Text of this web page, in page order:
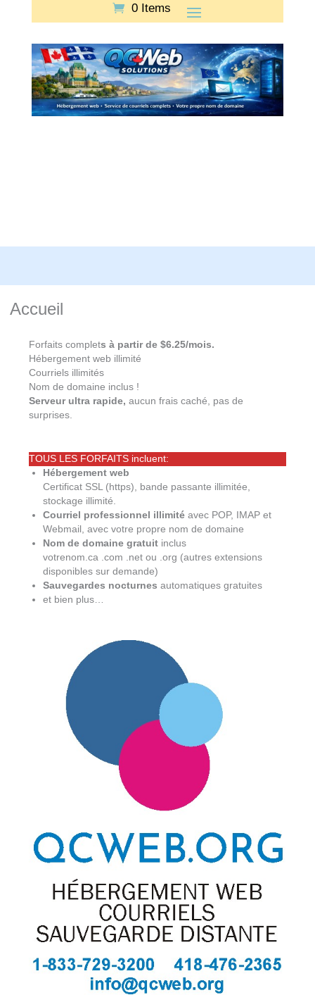
0 Items
Accueil
Forfaits complets à partir de $6.25/mois.
Hébergement web illimité
Courriels illimités
Nom de domaine inclus !
Serveur ultra rapide, aucun frais caché, pas de
surprises.
TOUS LES FORFAITS incluent:
Hébergement web
Certificat SSL (https), bande passante illimitée,
stockage illimité.
Courriel professionnel illimité avec POP, IMAP et
Webmail, avec votre propre nom de domaine
Nom de domaine gratuit inclus
votrenom.ca .com .net ou .org (autres extensions
disponibles sur demande)
Sauvegardes nocturnesautomatiques gratuites
et bien plus…